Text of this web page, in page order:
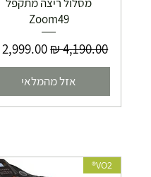
Zoom49
מחיר רגיל‏4,190.00 ‏₪ מחיר
אזל מהמלאי
VO2®